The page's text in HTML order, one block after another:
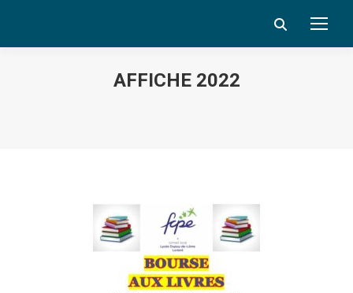
Search:
AFFICHE 2022